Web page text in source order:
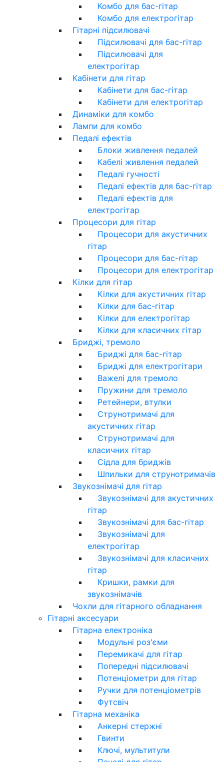
Комбо для бас-гітар
Комбо для електрогітар
Гітарні підсилювачі
Підсилювачі для бас-гітар
Підсилювачі для
електрогітар
Кабінети для гітар
Кабінети для бас-гітар
Кабінети для електрогітар
Динаміки для комбо
Лампи для комбо
Педалі ефектів
Блоки живлення педалей
Кабелі живлення педалей
Педалі гучності
Педалі ефектів для бас-гітар
Педалі ефектів для
електрогітар
Процесори для гітар
Процесори для акустичних
гітар
Процесори для бас-гітар
Процесори для електрогітар
Кілки для гітар
Кілки для акустичних гітар
Кілки для бас-гітар
Кілки для електрогітар
Кілки для класичних гітар
Бриджі, тремоло
Бриджі для бас-гітар
Бриджі для електрогітари
Важелі для тремоло
Пружини для тремоло
Ретейнери, втулки
Струнотримачі для
акустичних гітар
Струнотримачі для
класичних гітар
Сідла для бриджів
Шпильки для струнотримачів
Звукознімачі для гітар
Звукознімачі для акустичних
гітар
Звукознімачі для бас-гітар
Звукознімачі для
електрогітар
Звукознімачі для класичних
гітар
Кришки, рамки для
звукознімачів
Чохли для гітарного обладнання
Гітарні аксесуари
Гітарна електроніка
Модульні роз'єми
Перемикачі для гітар
Попередні підсилювачі
Потенціометри для гітар
Ручки для потенціометрів
Футсвіч
Гітарна механіка
Анкерні стержні
Гвинти
Ключі, мультитули